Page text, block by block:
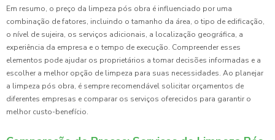
Em resumo, o preço da limpeza pós obra é influenciado por uma
combinação de fatores, incluindo o tamanho da área, o tipo de edificação,
o nível de sujeira, os serviços adicionais, a localização geográfica, a
experiência da empresa e o tempo de execução. Compreender esses
elementos pode ajudar os proprietários a tomar decisões informadas e a
escolher a melhor opção de limpeza para suas necessidades. Ao planejar
a limpeza pós obra, é sempre recomendável solicitar orçamentos de
diferentes empresas e comparar os serviços oferecidos para garantir o
melhor custo-benefício.